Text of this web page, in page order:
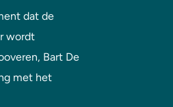
dat de
wordt
Bart De
met het